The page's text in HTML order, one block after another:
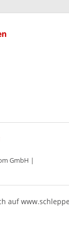
GmbH |
auf